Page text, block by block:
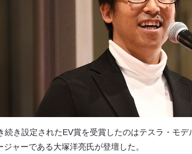
続き設定されたEV賞を受賞したのはテスラ・モ
ジャーである大塚洋亮氏が登壇した。